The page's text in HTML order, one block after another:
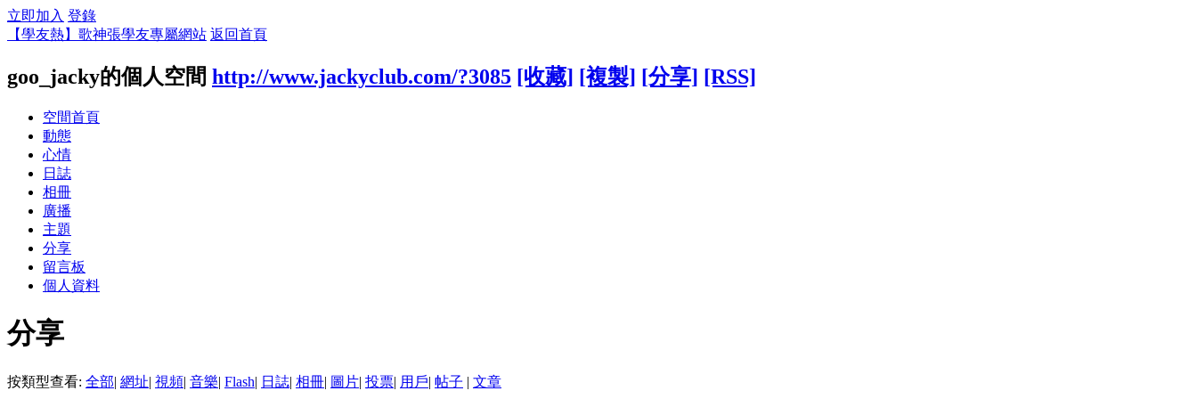
立即加入 登錄
【學友熱】歌神張學友專屬網站 返回首頁
goo_jacky的個人空間 http://www.jackyclub.com/?3085 [收藏] [複製] [分享] [RSS]
空間首頁
動態
心情
日誌
相冊
廣播
主題
分享
留言板
個人資料
分享
按類型查看: 全部| 網址| 視頻| 音樂| Flash| 日誌| 相冊| 圖片| 投票| 用戶| 帖子 | 文章